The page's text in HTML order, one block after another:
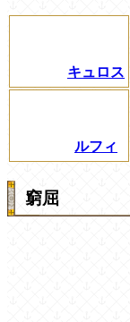
キュロス
ルフィ
窮屈